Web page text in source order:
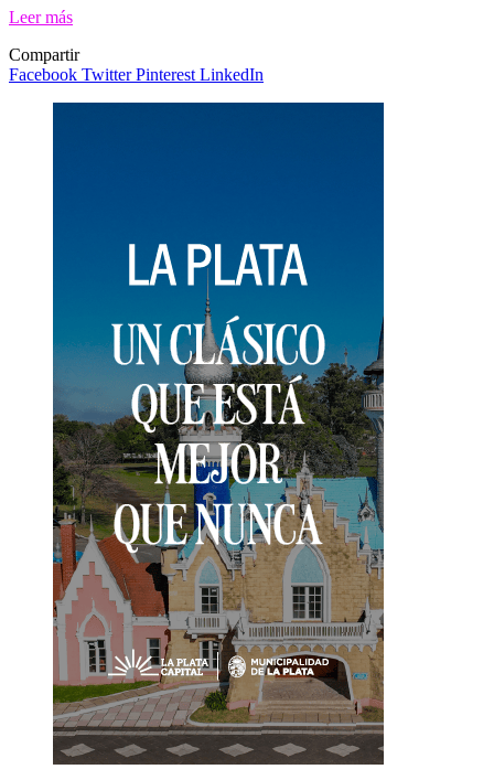
Leer más
Compartir
Facebook TwitterPinterest LinkedIn